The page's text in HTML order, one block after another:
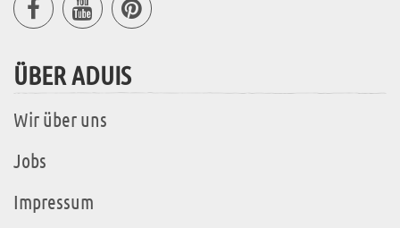
ÜBER ADUIS
Wir über uns
Jobs
Impressum